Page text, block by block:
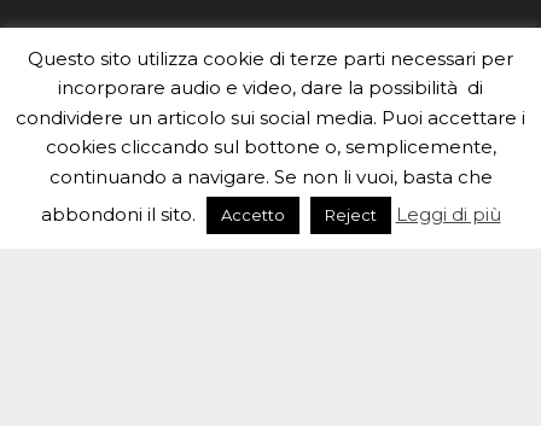
Per la rubrica de l'Astronomo risponde, per
inviarci le tue foto o i tuoi contributi, scrivici a
redazione.edu [chiocciola] inaf.it oppure
compila
il form
Sei un insegnante? Scarica la nostrabrochureda
distribuire nella tua scuola e…
Questo sito utilizza cookie di terze parti necessari per
incorporare audio e video, dare la possibilità di
condividere un articolo sui social media. Puoi accettare i
cookies cliccando sul bottone o, semplicemente,
continuando a navigare. Se non li vuoi, basta che
abbondoni il sito.
Accetto Reject Leggi di più